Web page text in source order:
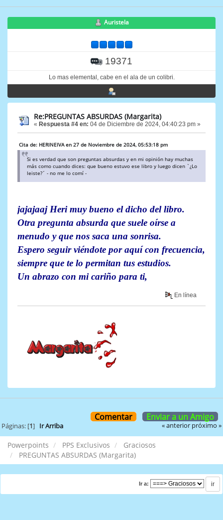
Auristela
19371
Lo mas elemental, cabe en el ala de un colibri.
Re:PREGUNTAS ABSURDAS (Margarita)
« Respuesta #4 en: 04 de Diciembre de 2024, 04:40:23 pm »
Cita de: HERINEIVA en 27 de Noviembre de 2024, 05:53:18 pm
Si es verdad que son preguntas absurdas y en mi opinión hay muchas
más como cuando dices: que bueno estuvo ese libro y luego dicen `¿Lo
leiste?´ - no me lo comí -
jajajaaj Heri muy bueno el dicho del libro.
Otra pregunta absurda que suele oírse a
menudo y que nos saca una sonrisa.
Espero seguir viéndote por aquí con frecuencia,
siempre que te lo permitan tus estudios.
Un abrazo con mi cariño para ti,
En línea
Comentar Enviar a un Amigo
Páginas: [1] Ir Arriba « anterior próximo »
Powerpoints PPS Exclusivos
Graciosos
PREGUNTAS ABSURDAS (Margarita)
Ir a: